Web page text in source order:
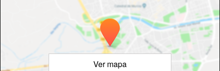
Ver mapa